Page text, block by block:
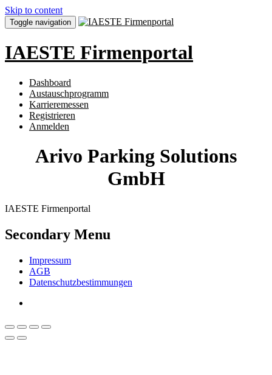
Skip to content
Toggle navigation
IAESTE Firmenportal
Dashboard
Austauschprogramm
Karrieremessen
Registrieren
Anmelden
Arivo Parking Solutions
GmbH
IAESTE Firmenportal
Secondary Menu
Impressum
AGB
Datenschutzbestimmungen